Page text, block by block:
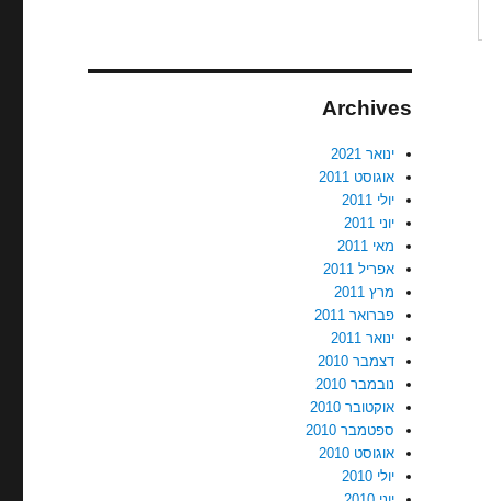
Archives
ינואר 2021
אוגוסט 2011
יולי 2011
יוני 2011
מאי 2011
אפריל 2011
מרץ 2011
פברואר 2011
ינואר 2011
דצמבר 2010
נובמבר 2010
אוקטובר 2010
ספטמבר 2010
אוגוסט 2010
יולי 2010